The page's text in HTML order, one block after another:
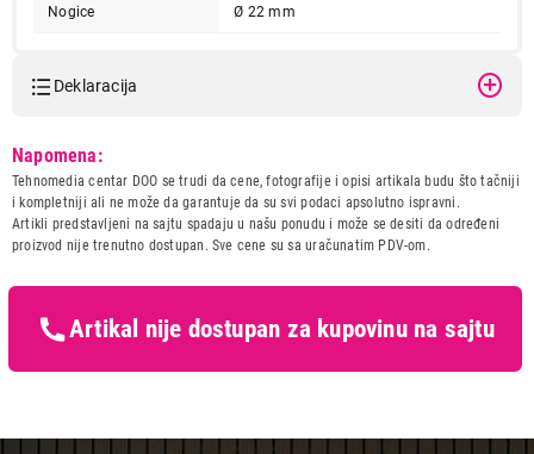
Nogice Ø 22 mm
Deklaracija
Naziv i vrsta robe:
DASKA ZA PEGLANJE
Uvoznik:
CTC - UNIT d.o.o.
Zemlja porekla:
Ukrajina
kupaca po osnovu zakona o
Napomena:
Tehnomedia centar DOO se trudi da cene, fotografije i opisi artikala budu što tačniji
i kompletniji ali ne može da garantuje da su svi podaci apsolutno ispravni.
Artikli predstavljeni na sajtu spadaju u našu ponudu i može se desiti da određeni
proizvod nije trenutno dostupan. Sve cene su sa uračunatim PDV-om.
Artikal nije dostupan za kupovinu na sajtu
7.749,00